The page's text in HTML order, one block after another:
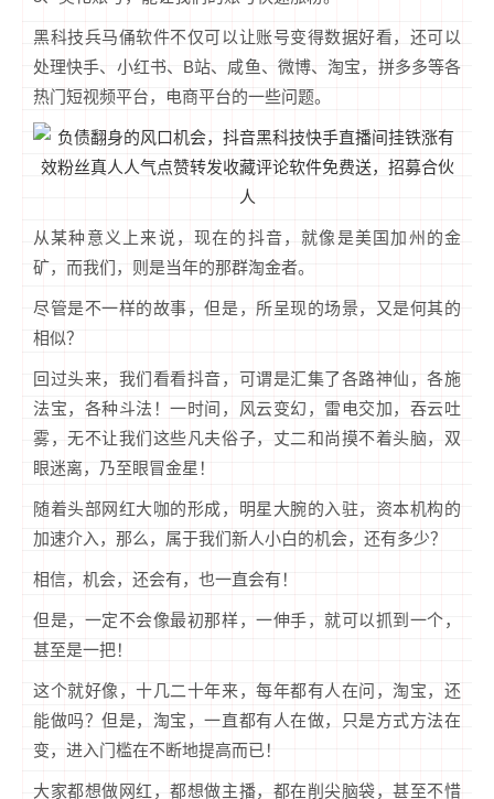
黑科技兵马俑软件不仅可以让账号变得数据好看，还可以
处理快手、小红书、B站、咸鱼、微博、淘宝，拼多多等各
热门短视频平台，电商平台的一些问题。
从某种意义上来说，现在的抖音，就像是美国加州的金
矿，而我们，则是当年的那群淘金者。
尽管是不一样的故事，但是，所呈现的场景，又是何其的
相似？
回过头来，我们看看抖音，可谓是汇集了各路神仙，各施
法宝，各种斗法！一时间，风云变幻，雷电交加，吞云吐
雾，无不让我们这些凡夫俗子，丈二和尚摸不着头脑，双
眼迷离，乃至眼冒金星！
随着头部网红大咖的形成，明星大腕的入驻，资本机构的
加速介入，那么，属于我们新人小白的机会，还有多少？
相信，机会，还会有，也一直会有！
但是，一定不会像最初那样，一伸手，就可以抓到一个，
甚至是一把！
这个就好像，十几二十年来，每年都有人在问，淘宝，还
能做吗？但是，淘宝，一直都有人在做，只是方式方法在
变，进入门槛在不断地提高而已！
大家都想做网红，都想做主播，都在削尖脑袋，甚至不惜